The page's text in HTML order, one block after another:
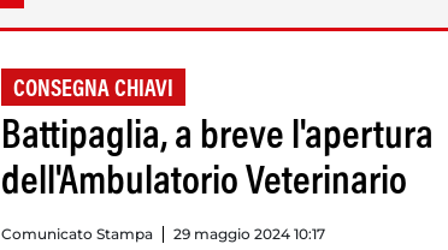
CONSEGNA CHIAVI
Battipaglia, a breve l'apertura
dell'Ambulatorio Veterinario
Comunicato Stampa 29 maggio 2024 10:17